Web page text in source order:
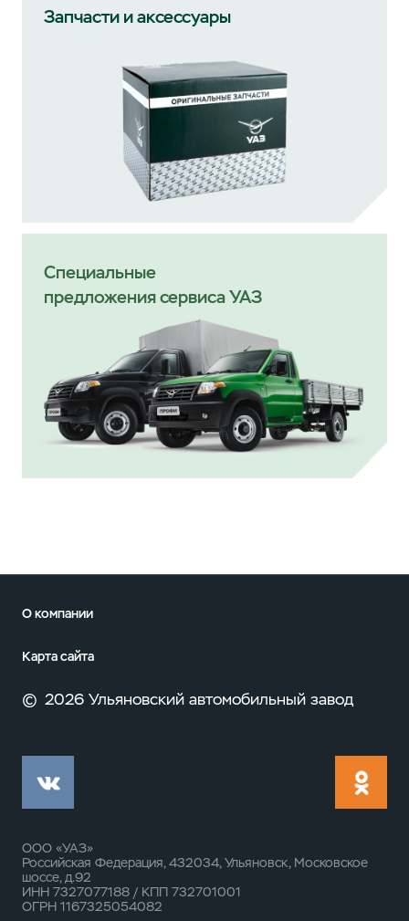
Запчасти и аксессуары
Специальные
предложения сервиса УАЗ
О компании
Карта сайта
© 2026 Ульяновский автомобильный завод
ООО «УАЗ»
Российская Федерация, 432034, Ульяновск, Московское
шоссе, д.92
ИНН 7327077188 / КПП 732701001
ОГРН 1167325054082